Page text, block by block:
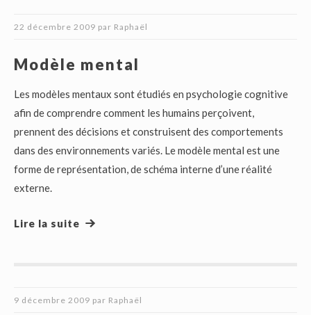
22 décembre 2009 par Raphaël
Modèle mental
Les modèles mentaux sont étudiés en psychologie cognitive
afin de comprendre comment les humains perçoivent,
prennent des décisions et construisent des comportements
dans des environnements variés. Le modèle mental est une
forme de représentation, de schéma interne d’une réalité
externe.
Lire la suite
9 décembre 2009 par Raphaël